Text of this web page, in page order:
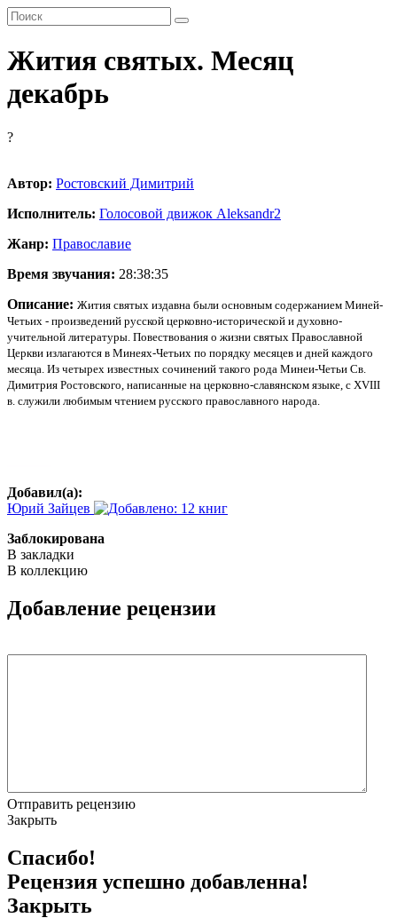
Жития святых. Месяц
декабрь
?
Автор: Ростовский Димитрий
Исполнитель: Голосовой движок Aleksandr2
Жанр: Православие
Время звучания: 28:38:35
Описание: Жития святых издавна были основным содержанием Миней-
Четьих - произведений русской церковно-исторической и духовно-
учительной литературы. Повествования о жизни святых Православной
Церкви излагаются в Минеях-Четьих по порядку месяцев и дней каждого
месяца. Из четырех известных сочинений такого рода Минеи-Четьи Св.
Димитрия Ростовского, написанные на церковно-славянском языке, с XVIII
в. служили любимым чтением русского православного народа.
Добавил(а):
Юрий Зайцев
Заблокирована
В закладки
В коллекцию
Добавление рецензии
Отправить рецензию
Закрыть
Спасибо!
Рецензия успешно добавленна!
Закрыть